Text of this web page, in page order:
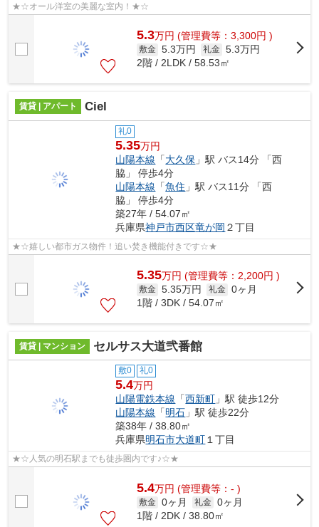
★☆オール洋室の美麗な室内！★☆
5.3万円 (管理費等：3,300円 )
敷金 5.3万円 礼金 5.3万円
2階 / 2LDK / 58.53㎡
賃貸 | アパート Ciel
礼0
5.35万円
山陽本線 「大久保 」駅 バス14分 「西
脇」 停歩4分
山陽本線 「魚住 」駅 バス11分 「西
脇」 停歩4分
築27年 / 54.07㎡
兵庫県神戸市西区竜が岡 ２丁目
★☆嬉しい都市ガス物件！追い焚き機能付きです☆★
5.35万円 (管理費等：2,200円 )
敷金 5.35万円 礼金 0ヶ月
1階 / 3DK / 54.07㎡
賃貸 | マンション セルサス大道弐番館
敷0 礼0
5.4万円
山陽電鉄本線 「西新町 」駅 徒歩12分
山陽本線 「明石 」駅 徒歩22分
築38年 / 38.80㎡
兵庫県明石市大道町１丁目
★☆人気の明石駅までも徒歩圏内です♪☆★
5.4万円 (管理費等：- )
敷金 0ヶ月 礼金 0ヶ月
1階 / 2DK / 38.80㎡